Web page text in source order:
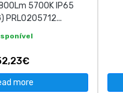
5700K IP65
PRL0205712...
more